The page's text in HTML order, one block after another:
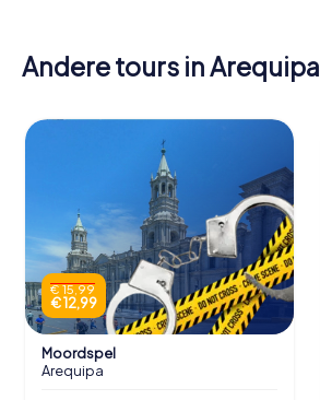
Andere tours in Arequipa
€ 15,99
€ 12,99
Moordspel
Arequipa